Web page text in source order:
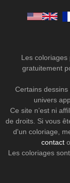
Les coloriages
gratuitement
Certains
univers
Ce site n’est ni
de droits. Si vous
d'un coloriage,
contact
Les coloriages